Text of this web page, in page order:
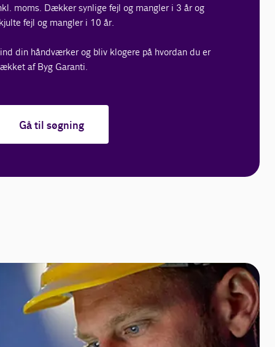
moms. Dækker synlige fejl og mangler i 3 år og
fejl og mangler i 10 år.
din håndværker og bliv klogere på hvordan du er
af Byg Garanti.
Gå til søgning